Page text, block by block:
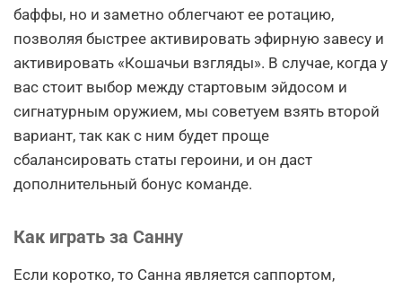
баффы, но и заметно облегчают ее ротацию,
позволяя быстрее активировать эфирную завесу и
активировать «Кошачьи взгляды». В случае, когда у
вас стоит выбор между стартовым эйдосом и
сигнатурным оружием, мы советуем взять второй
вариант, так как с ним будет проще
сбалансировать статы героини, и он даст
дополнительный бонус команде.
Как играть за Санну
Если коротко, то Санна является саппортом,